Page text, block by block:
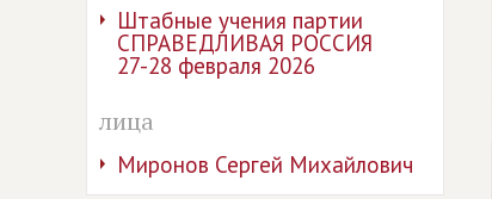
Штабные учения партии
СПРАВЕДЛИВАЯ РОССИЯ
27-28 февраля 2026
лица
Миронов Сергей Михайлович